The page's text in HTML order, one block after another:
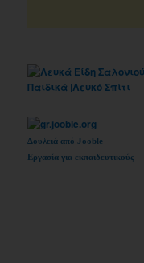
Δουλειά από Jooble
Εργασία για εκπαιδευτικούς